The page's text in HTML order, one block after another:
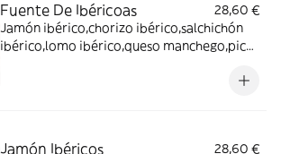
Fuente De Ibéricoas
28,60 €
Jamón ibérico,chorizo ibérico,salchichón
ibérico,lomo ibérico,queso manchego,picos
Jamón Ibéricos
28,60 €